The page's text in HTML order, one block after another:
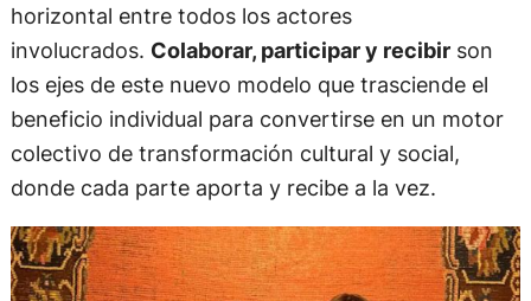
Ana Kozel y Yuyo Noé, junto a artistas
emergentes y de trayectoria de todo el país—, con
una fuerte representación local:el 50 % de los
expositores serán de la región de Cuyo.
La propuesta se materializa a través de
formato innovador que propone un vínculo
horizontal entre todos los actores